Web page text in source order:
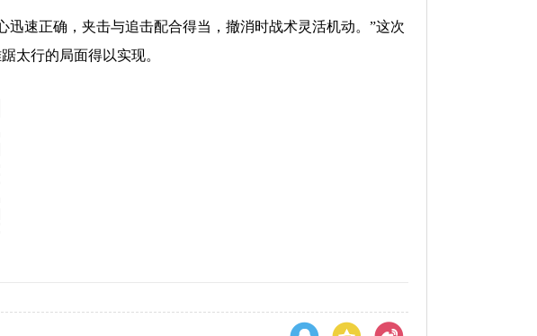
速正确，夹击与追击配合得当，撤消时战术灵活机动。”这次
太行的局面得以实现。